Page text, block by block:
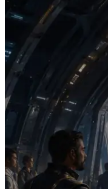
2026.07.04
ERPC lança
x402 — A era
pagam sob
precisam